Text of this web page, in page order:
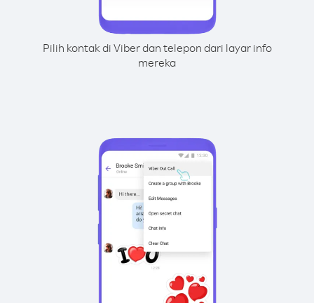
Pilih kontak di Viber dan telepon dari layar info
mereka